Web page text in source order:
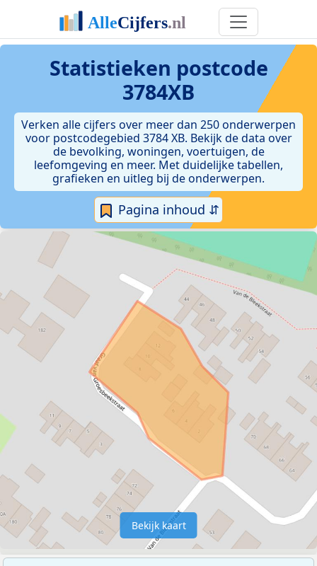
Statistieken postcode
3784XB
Verken alle cijfers over meer dan 250 onderwerpen
voor postcodegebied 3784 XB. Bekijk de data over
de bevolking, woningen, voertuigen, de
leefomgeving en meer. Met duidelijke tabellen,
grafieken en uitleg bij de onderwerpen.
Pagina inhoud ⇵
Bekijk kaart